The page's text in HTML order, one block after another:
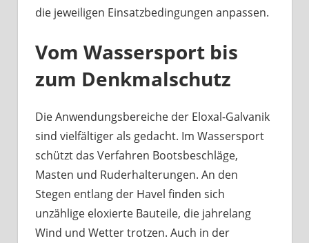
die jeweiligen Einsatzbedingungen anpassen.
Vom Wassersport bis
zum Denkmalschutz
Die Anwendungsbereiche der Eloxal-Galvanik
sind vielfältiger als gedacht. Im Wassersport
schützt das Verfahren Bootsbeschläge,
Masten und Ruderhalterungen. An den
Stegen entlang der Havel finden sich
unzählige eloxierte Bauteile, die jahrelang
Wind und Wetter trotzen. Auch in der